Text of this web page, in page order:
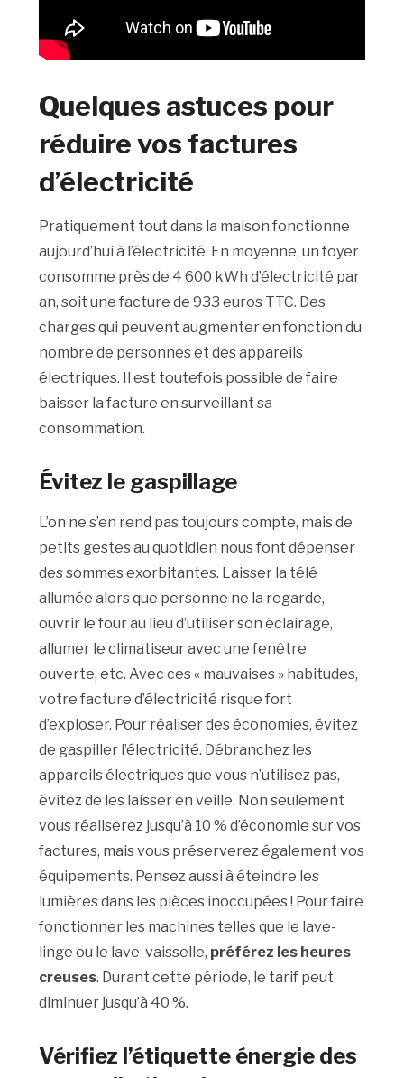
Quelques astuces pour
réduire vos factures
d’électricité
Pratiquement tout dans la maison fonctionne
aujourd’hui à l’électricité. En moyenne, un foyer
consomme près de 4 600 kWh d’électricité par
an, soit une facture de 933 euros TTC. Des
charges qui peuvent augmenter en fonction du
nombre de personnes et des appareils
électriques. Il est toutefois possible de faire
baisser la facture en surveillant sa
consommation.
Évitez le gaspillage
L’on ne s’en rend pas toujours compte, mais de
petits gestes au quotidien nous font dépenser
des sommes exorbitantes. Laisser la télé
allumée alors que personne ne la regarde,
ouvrir le four au lieu d’utiliser son éclairage,
allumer le climatiseur avec une fenêtre
ouverte, etc. Avec ces « mauvaises » habitudes,
votre facture d’électricité risque fort
d’exploser. Pour réaliser des économies, évitez
de gaspiller l’électricité. Débranchez les
appareils électriques que vous n’utilisez pas,
évitez de les laisser en veille. Non seulement
vous réaliserez jusqu’à 10 % d’économie sur vos
factures, mais vous préserverez également vos
équipements. Pensez aussi à éteindre les
lumières dans les pièces inoccupées ! Pour faire
fonctionner les machines telles que le lave-
linge ou le lave-vaisselle, préférez les heures
creuses. Durant cette période, le tarif peut
diminuer jusqu’à 40 %.
Vérifiez l’étiquette énergie des